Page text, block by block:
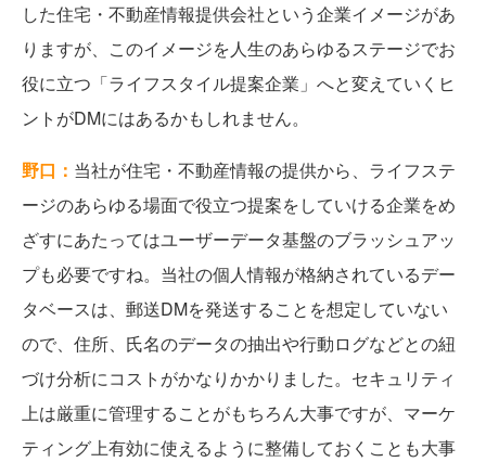
した住宅・不動産情報提供会社という企業イメージがあ
りますが、このイメージを人生のあらゆるステージでお
役に立つ「ライフスタイル提案企業」へと変えていくヒ
ントがDMにはあるかもしれません。
野口： 当社が住宅・不動産情報の提供から、ライフステ
ージのあらゆる場面で役立つ提案をしていける企業をめ
ざすにあたってはユーザーデータ基盤のブラッシュアッ
プも必要ですね。当社の個人情報が格納されているデー
タベースは、郵送DMを発送することを想定していない
ので、住所、氏名のデータの抽出や行動ログなどとの紐
づけ分析にコストがかなりかかりました。セキュリティ
上は厳重に管理することがもちろん大事ですが、マーケ
ティング上有効に使えるように整備しておくことも大事